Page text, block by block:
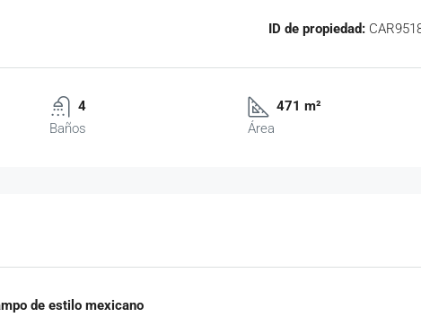
ID de propiedad:
4
Baños
471 m²
Área
de estilo mexicano